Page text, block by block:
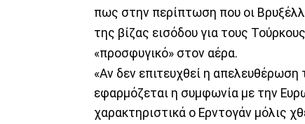
πως στην περίπτωση που οι
της βίζας εισόδου για τους
«προσφυγικό» στον αέρα.
«Αν δεν επιτευχθεί η
εφαρμόζεται η συμφωνία με την
χαρακτηριστικά ο Ερντογάν μόλις